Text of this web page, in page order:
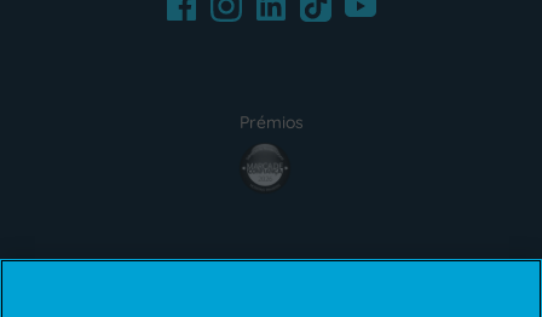
Prémios
award4